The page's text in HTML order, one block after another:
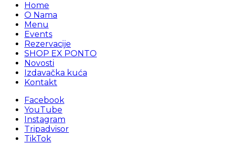
Home
O Nama
Menu
Events
Rezervacije
SHOP EX PONTO
Novosti
Izdavačka kuća
Kontakt
Facebook
YouTube
Instagram
Tripadvisor
TikTok